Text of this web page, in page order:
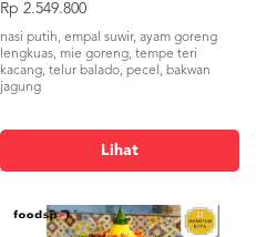
Rp 2.549.800
nasi putih, empal suwir, ayam goreng
lengkuas, mie goreng, tempe teri
kacang, telur balado, pecel, bakwan
jagung
Lihat